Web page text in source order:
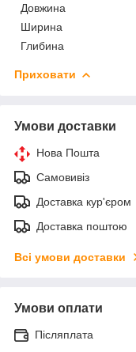
Довжина
Ширина
Глибина
Приховати
Умови доставки
Нова Пошта
Самовивіз
Доставка кур'єром
Доставка поштою
Всі умови доставки
Умови оплати
Післяплата